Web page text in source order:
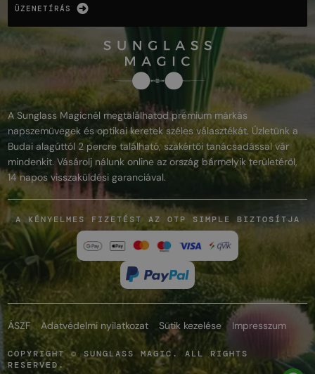
ÜZENETÍRÁS
A Sunglass Magicnél megtalálhatod prémium márkás
napszemüvegek és optikai keretek széles választékát. Üzletünk a
Budai alagúttól 2 percre található, szakértői tanácsadással vár
mindenkit. Vásárolj nálunk online az ország bármelyik területéről,
14 napos visszaküldési garanciával.
A KÉNYELMES FIZETÉST AZ OTP SIMPLE BIZTOSÍTJA
ÁSZF Adatvédelmi nyilatkozat Sütik kezelése Impresszum
COPYRIGHT © SUNGLASS MAGIC. ALL RIGHTS
RESERVED.